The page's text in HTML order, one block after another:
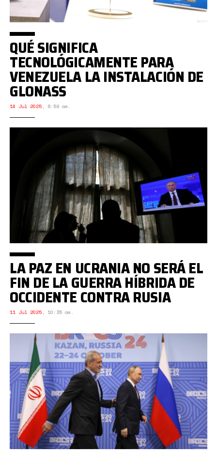
QUÉ SIGNIFICA
TECNOLÓGICAMENTE PARA
VENEZUELA LA INSTALACIÓN DE
GLONASS
14 Jul 2025, 8:59 am.
LA PAZ EN UCRANIA NO SERÁ EL
FIN DE LA GUERRA HÍBRIDA DE
OCCIDENTE CONTRA RUSIA
11 Jul 2025, 10:35 am.